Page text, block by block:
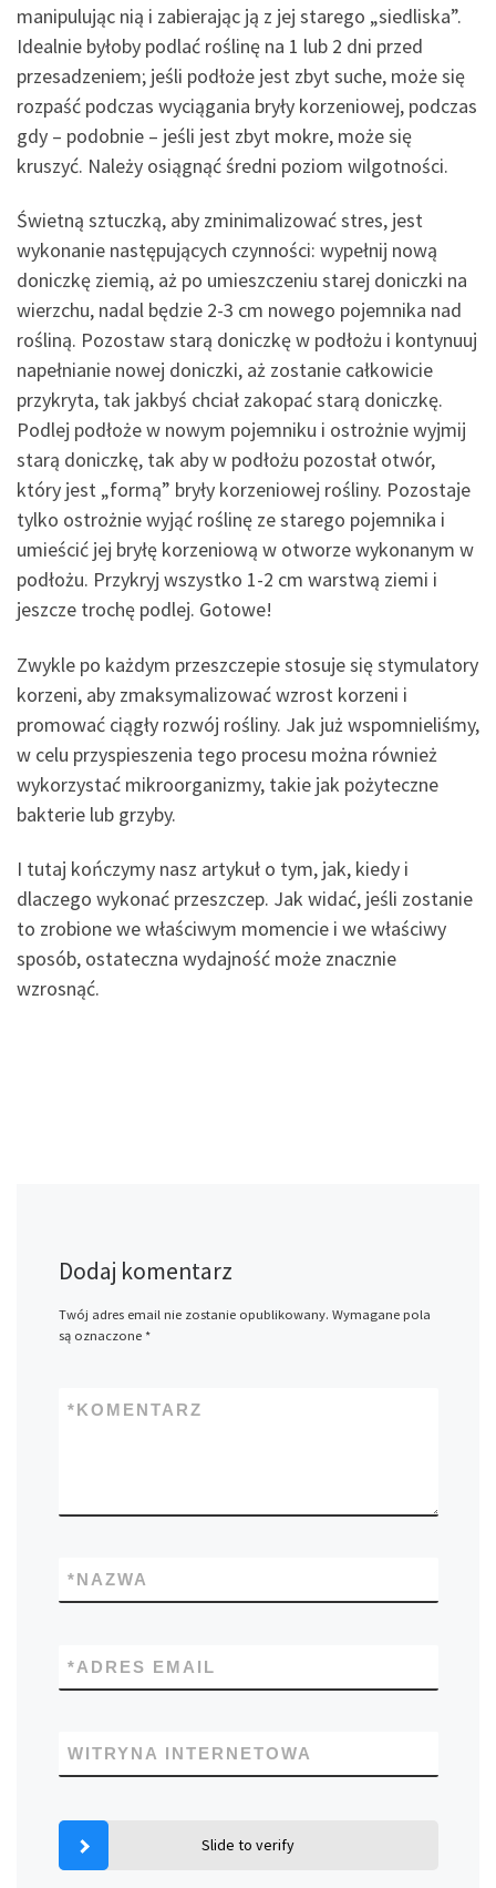
manipulując nią i zabierając ją z jej starego „siedliska”.
Idealnie byłoby podlać roślinę na 1 lub 2 dni przed
przesadzeniem; jeśli podłoże jest zbyt suche, może się
rozpaść podczas wyciągania bryły korzeniowej, podczas
gdy – podobnie – jeśli jest zbyt mokre, może się
kruszyć. Należy osiągnąć średni poziom wilgotności.
Świetną sztuczką, aby zminimalizować stres, jest
wykonanie następujących czynności: wypełnij nową
doniczkę ziemią, aż po umieszczeniu starej doniczki na
wierzchu, nadal będzie 2-3 cm nowego pojemnika nad
rośliną. Pozostaw starą doniczkę w podłożu i kontynuuj
napełnianie nowej doniczki, aż zostanie całkowicie
przykryta, tak jakbyś chciał zakopać starą doniczkę.
Podlej podłoże w nowym pojemniku i ostrożnie wyjmij
starą doniczkę, tak aby w podłożu pozostał otwór,
który jest „formą” bryły korzeniowej rośliny. Pozostaje
tylko ostrożnie wyjąć roślinę ze starego pojemnika i
umieścić jej bryłę korzeniową w otworze wykonanym w
podłożu. Przykryj wszystko 1-2 cm warstwą ziemi i
jeszcze trochę podlej. Gotowe!
Zwykle po każdym przeszczepie stosuje się stymulatory
korzeni, aby zmaksymalizować wzrost korzeni i
promować ciągły rozwój rośliny. Jak już wspomnieliśmy,
w celu przyspieszenia tego procesu można również
wykorzystać mikroorganizmy, takie jak pożyteczne
bakterie lub grzyby.
I tutaj kończymy nasz artykuł o tym, jak, kiedy i
dlaczego wykonać przeszczep. Jak widać, jeśli zostanie
to zrobione we właściwym momencie i we właściwy
sposób, ostateczna wydajność może znacznie
wzrosnąć.
Dodaj komentarz
Twój adres email nie zostanie opublikowany. Wymagane pola
są oznaczone *
KOMENTARZ
*
NAZWA
*
ADRES EMAIL
*
WITRYNA INTERNETOWA
Slide to verify